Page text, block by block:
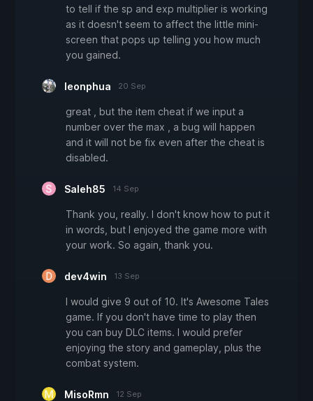
to tell if the sp and exp multiplier is working
as it doesn't seem to affect the little mini-
screen that pops up telling you how much
you gained.
leonphua 20 Sep
great , but the item cheat if we input a
number over the max , a bug will happen
and it will not be fix even after the cheat is
disabled.
Saleh85 14 Sep
Thank you, really. I don't know how to put it
in words, but I enjoyed the game more with
your work. So again, thank you.
dev4win 13 Sep
I would give 9 out of 10. It's Awesome Tales
game. If you don't have time to play then
you can buy DLC items. I would prefer
enjoying the story and gameplay, plus the
combat system.
MisoRmn 12 Sep